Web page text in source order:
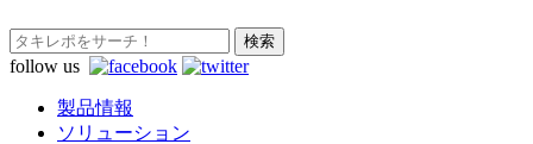
follow us
製品情報
ソリューション